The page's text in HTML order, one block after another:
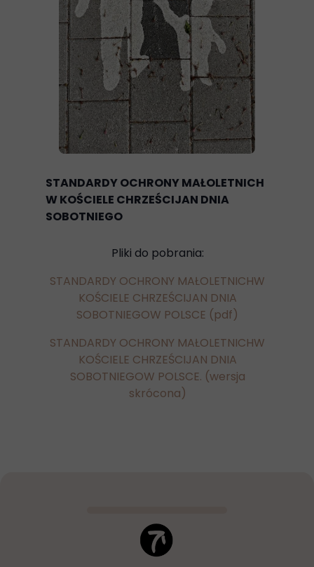
STANDARDY OCHRONY MAŁOLETNICH
W KOŚCIELE CHRZEŚCIJAN DNIA
SOBOTNIEGO
Pliki do pobrania:
STANDARDY OCHRONY MAŁOLETNICHW
KOŚCIELE CHRZEŚCIJAN DNIA
SOBOTNIEGOW POLSCE (pdf)
STANDARDY OCHRONY MAŁOLETNICHW
KOŚCIELE CHRZEŚCIJAN DNIA
SOBOTNIEGOW POLSCE. (wersja
skrócona)